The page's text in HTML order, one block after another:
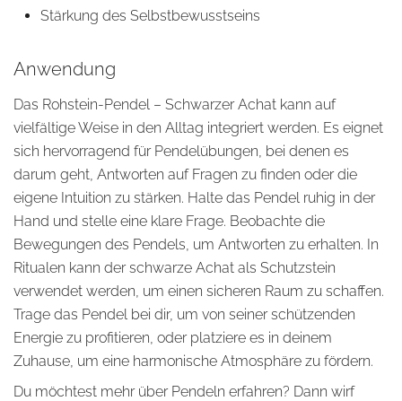
Stärkung des Selbstbewusstseins
Anwendung
Das Rohstein-Pendel – Schwarzer Achat kann auf
vielfältige Weise in den Alltag integriert werden. Es eignet
sich hervorragend für Pendelübungen, bei denen es
darum geht, Antworten auf Fragen zu finden oder die
eigene Intuition zu stärken. Halte das Pendel ruhig in der
Hand und stelle eine klare Frage. Beobachte die
Bewegungen des Pendels, um Antworten zu erhalten. In
Ritualen kann der schwarze Achat als Schutzstein
verwendet werden, um einen sicheren Raum zu schaffen.
Trage das Pendel bei dir, um von seiner schützenden
Energie zu profitieren, oder platziere es in deinem
Zuhause, um eine harmonische Atmosphäre zu fördern.
Du möchtest mehr über Pendeln erfahren? Dann wirf